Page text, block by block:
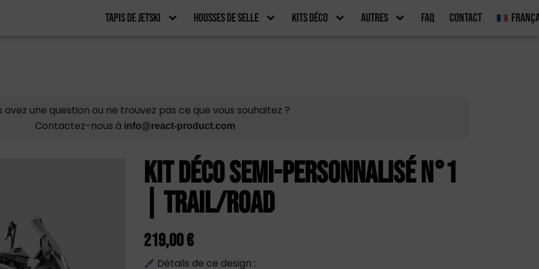
Tapis De Jetski Housses De Selle Kits Déco Autres FAQ Contact
avez une question ou ne trouvez pas ce que vous souhaitez ?
Contactez-nous à info@react-product.com
Kit déco semi-personnalisé n°1
| Trail/Road
219,00€
Détails de ce design :